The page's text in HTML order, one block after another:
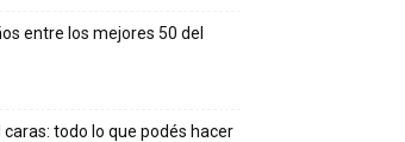
entre los mejores 50 del
caras: todo lo que podés hacer